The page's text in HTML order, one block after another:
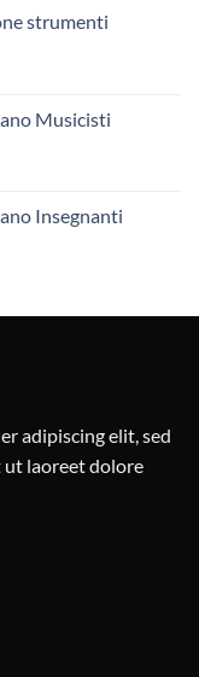
strumenti
Musicisti
Insegnanti
adipiscing elit, sed
laoreet dolore